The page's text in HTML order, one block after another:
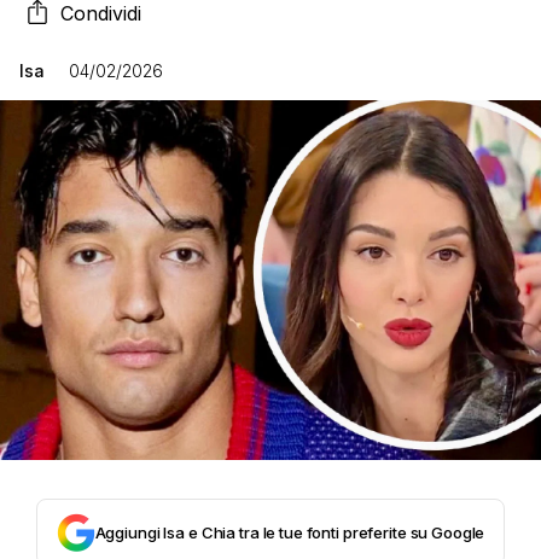
Condividi
Isa 04/02/2026
Aggiungi Isa e Chia tra le tue fonti preferite su Google